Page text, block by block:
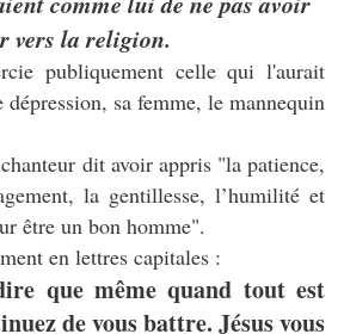
vers la religion.
publiquement celle qui l'aurait
sa femme, le mannequin
dit avoir appris "la patience,
la gentillesse, l’humilité et
être un bon homme".
en lettres capitales :
que même quand tout est
de vous battre. Jésus vous